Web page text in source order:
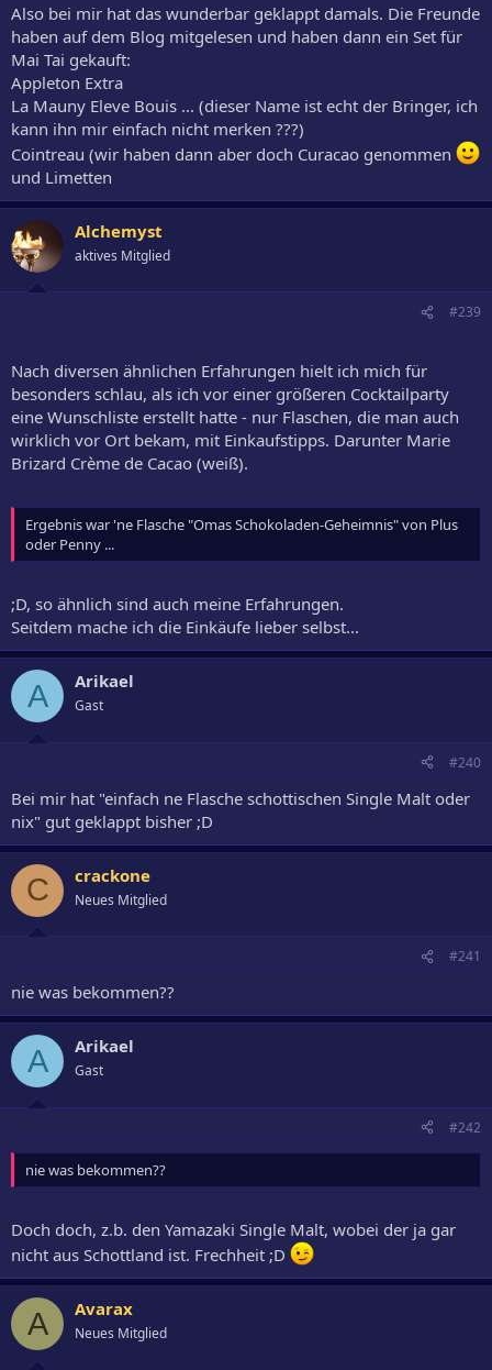
Also bei mir hat das wunderbar geklappt damals. Die Freunde
haben auf dem Blog mitgelesen und haben dann ein Set für
Mai Tai gekauft:
Appleton Extra
La Mauny Eleve Bouis ... (dieser Name ist echt der Bringer, ich
kann ihn mir einfach nicht merken ???)
Cointreau (wir haben dann aber doch Curacao genommen
und Limetten
Alchemyst
aktives Mitglied
#239
Nach diversen ähnlichen Erfahrungen hielt ich mich für
besonders schlau, als ich vor einer größeren Cocktailparty
eine Wunschliste erstellt hatte - nur Flaschen, die man auch
wirklich vor Ort bekam, mit Einkaufstipps. Darunter Marie
Brizard Crème de Cacao (weiß).
Ergebnis war 'ne Flasche "Omas Schokoladen-Geheimnis" von Plus
oder Penny ...
;D, so ähnlich sind auch meine Erfahrungen.
Seitdem mache ich die Einkäufe lieber selbst...
A Arikael
Gast
#240
Bei mir hat "einfach ne Flasche schottischen Single Malt oder
nix" gut geklappt bisher ;D
C crackone
Neues Mitglied
#241
nie was bekommen??
A Arikael
Gast
#242
nie was bekommen??
Doch doch, z.b. den Yamazaki Single Malt, wobei der ja gar
nicht aus Schottland ist. Frechheit ;D
A Avarax
Neues Mitglied